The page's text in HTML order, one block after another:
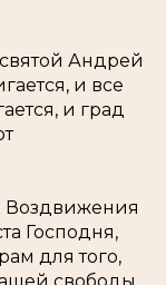
Андрей
и все
и град
Воздвижения
Господня,
для того,